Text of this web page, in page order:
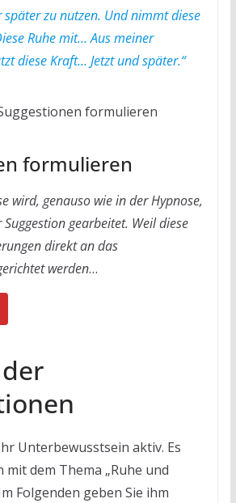
zu nutzen. Und nimmt diese
Ruhe mit… Aus meiner
diese Kraft… Jetzt und später.“
formulieren
wird, genauso wie in der Hypnose,
gearbeitet. Weil diese
direkt an das
werden…
Unterbewusstsein aktiv. Es
mit dem Thema „Ruhe und
Folgenden geben Sie ihm